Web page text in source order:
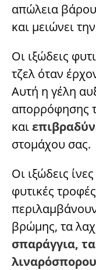
απώλεια
και μειώνει
Οι ιξώδεις
τζελ όταν
Αυτή η γέλη
απορρόφησης
και
στομάχου σας.
Οι ιξώδεις
φυτικές
βρώμης, τα
σπαράγγια,